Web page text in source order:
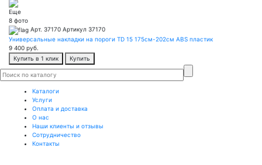
Еще
8 фото
Арт. 37170 Артикул 37170
Универсальные накладки на пороги TD 15 175см-202см ABS пластик
9 400 руб.
Купить в 1 клик
Купить
Каталоги
Услуги
Оплата и доставка
О нас
Наши клиенты и отзывы
Сотрудничество
Контакты